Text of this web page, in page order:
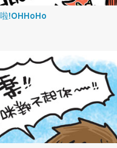
!OHHoHo